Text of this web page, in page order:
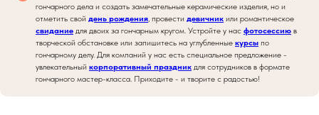
гончарного дела и создать замечательные керамические изделия, но и
отметить свой день рождения , провести девичник или романтическое
свидание для двоих за гончарным кругом. Устройте у нас фотосессию в
творческой обстановке или запишитесь на углубленные курсы по
гончарному делу. Для компаний у нас есть специальное предложение -
увлекательный корпоративный праздник для сотрудников в формате
гончарного мастер-класса. Приходите - и творите с радостью!